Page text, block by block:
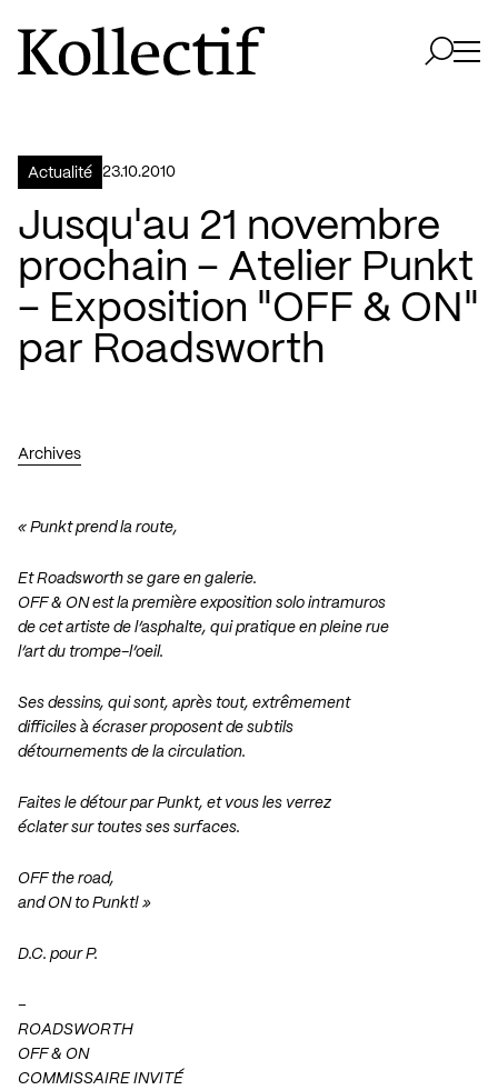
Aller à la page d'accueil
Logo Kollectif
Actualité 23.10.2010
Jusqu'au 21 novembre
prochain – Atelier Punkt
– Exposition "OFF & ON"
par Roadsworth
Archives
« Punkt prend la route,
Et Roadsworth se gare en galerie.
OFF & ON est la première exposition solo intramuros
de cet artiste de l’asphalte, qui pratique en pleine rue
l’art du trompe-l’oeil.
Ses dessins, qui sont, après tout, extrêmement
difficiles à écraser proposent de subtils
détournements de la circulation.
Faites le détour par Punkt, et vous les verrez
éclater sur toutes ses surfaces.
OFF the road,
and ON to Punkt! »
D.C. pour P.
–
ROADSWORTH
OFF & ON
COMMISSAIRE INVITÉ